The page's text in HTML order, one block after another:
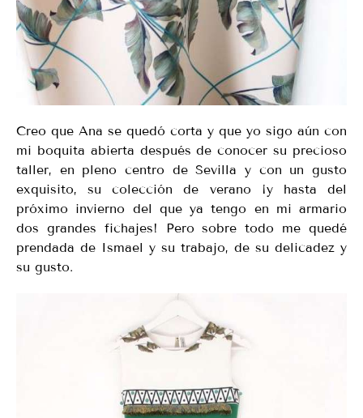
Creo que Ana se quedó corta y que yo sigo aún con
mi boquita abierta después de conocer su precioso
taller, en pleno centro de Sevilla y con un gusto
exquisito, su colección de verano ¡y hasta del
próximo invierno del que ya tengo en mi armario
dos grandes fichajes! Pero sobre todo me quedé
prendada de Ismael y su trabajo, de su delicadez y
su gusto.